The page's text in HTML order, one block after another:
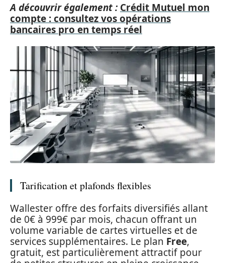
A découvrir également : Crédit Mutuel mon
compte : consultez vos opérations
bancaires pro en temps réel
Tarification et plafonds flexibles
Wallester offre des forfaits diversifiés allant
de 0€ à 999€ par mois, chacun offrant un
volume variable de cartes virtuelles et de
services supplémentaires. Le plan Free,
gratuit, est particulièrement attractif pour